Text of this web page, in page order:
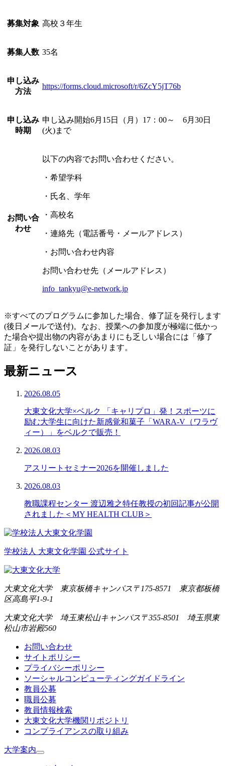
募集対象 高校３年生
募集人数 35名
申し込み
方法
https://forms.cloud.microsoft/r/6ZcY5jT76b
申し込み
時期
申し込み開始6月15日（月）17：00～ 6月30日
(火)まで
お問い合
わせ
以下の内容でお問い合わせください。
・希望学科
・氏名、学年
・高校名
・連絡先（電話番号・メールアドレス）
・お問い合わせ内容
お問い合わせ先（メールアドレス）
info_tankyu@e-network.jp
※すべてのプログラムに参加した場合、修了証を発行します
(後日メールで送付)。なお、授業への参加度が極端に低かっ
た場合や提出物の内容があまりにも乏しい場合には「修了
証」を発行しないことがあります。
最新ニュース
2026.08.05
大東文化大学×ベルク 「キャリプロ」発！スポーツに
励む大学生に向けた新感覚和菓子「WARA-V（ワラヴ
ィー）」をベルクで販売！
2026.08.03
アスリートセミナー2026を開催しました
2026.08.03
教職課程センター 渡辺雅之特任教授の初回記事が公開
されました＜MY HEALTH CLUB＞
学校法人 大東文化学園 公式サイト
大東文化大学 東京板橋キャンパス 〒175-8571 東京都板橋
区高島平1-9-1
大東文化大学 埼玉東松山キャンパス 〒355-8501 埼玉県東
松山市岩殿560
お問い合わせ
サイトポリシー
プライバシーポリシー
ソーシャルコンピューティングガイドライン
教員公募
職員公募
教員情報検索
大東文化大学機関リポジトリ
コンプライアンスの取り組み
大学案内